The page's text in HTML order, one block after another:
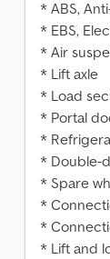
* ABS,
* EBS,
* Air
* Lift axle
* Load
* Portal
*
* Double-
* Spare
*
*
* Lift and